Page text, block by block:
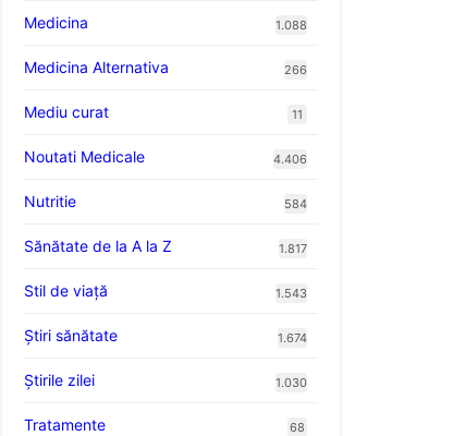
Medicina 1.088
Medicina Alternativa 266
Mediu curat 11
Noutati Medicale 4.406
Nutritie 584
Sănătate de la A la Z 1.817
Stil de viaţă 1.543
Ştiri sănătate 1.674
Știrile zilei 1.030
Tratamente 68